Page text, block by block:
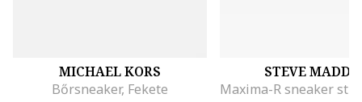
MICHAEL KORS
Bőrsneaker, Fekete
STEVE